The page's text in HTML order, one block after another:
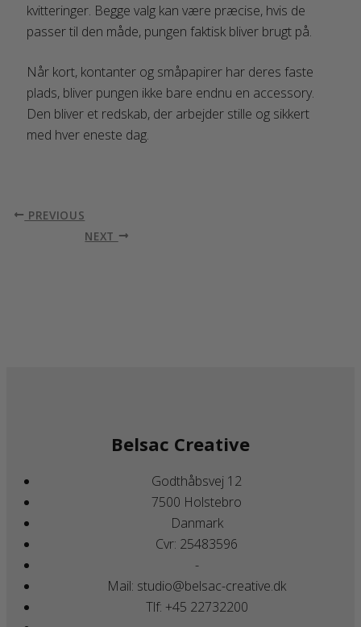
kvitteringer. Begge valg kan være præcise, hvis de
passer til den måde, pungen faktisk bliver brugt på.
Når kort, kontanter og småpapirer har deres faste
plads, bliver pungen ikke bare endnu en accessory.
Den bliver et redskab, der arbejder stille og sikkert
med hver eneste dag.
PREVIOUS
NEXT
Belsac Creative
Godthåbsvej 12
7500 Holstebro
Danmark
Cvr: 25483596
-
Mail: studio@belsac-creative.dk
Tlf: +45 22732200